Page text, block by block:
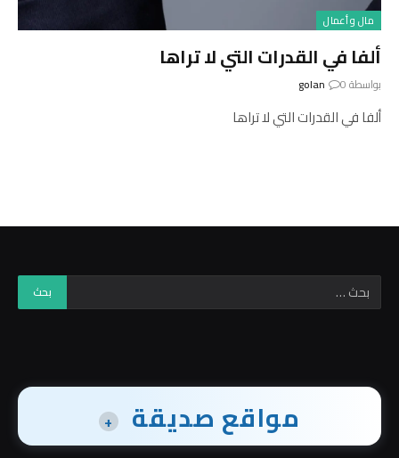
مال و أعمال
ألفا في القدرات التي لا تراها
بواسطة golan 0
ألفا في القدرات التي لا تراها
مواقع صديقة +